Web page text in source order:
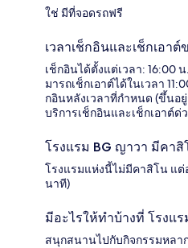
ใช่ มีที่จอดรถฟรี
เวลาเช็กอินและเช็กเอา
เช็กอินได้ตั้งแต่เวลา: 16:00
มารถเช็กเอาต์ได้ในเวลา
กอินหลังเวลาที่กำหนด (ขึ้นอ
บริการเช็กอินและเช็กเอาต์ด่
โรงแรม BG ญาวา มีคา
โรงแรมแห่งนี้ไม่มีคาสิโน แต่
นาที)
มีอะไรให้ทำบ้างที่ โรงแ
สนุกสนานไปกับกิจกรรมหลา